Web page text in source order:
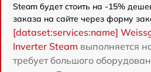
Steam будет стоить на -15%
заказа на сайте через форму
[dataset:services:name]
Inverter Steam выполняется
требует большого